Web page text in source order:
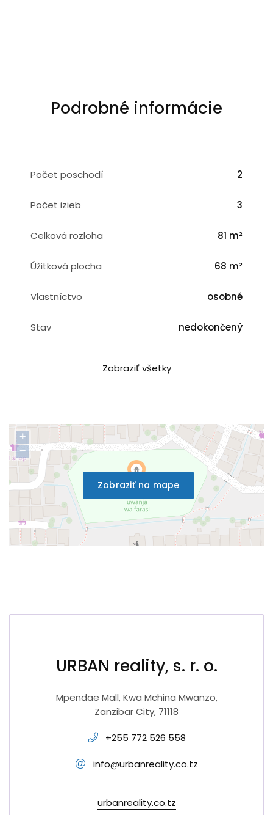
Podrobné informácie
Počet poschodí 2
Počet izieb 3
Celková rozloha 81 m²
Úžitková plocha 68 m²
Vlastníctvo osobné
Stav nedokončený
Zobraziť všetky
Zobraziť na mape
+
−
URBAN reality, s. r. o.
Mpendae Mall, Kwa Mchina Mwanzo,
Zanzibar City, 71118
+255 772 526 558
info@urbanreality.co.tz
urbanreality.co.tz